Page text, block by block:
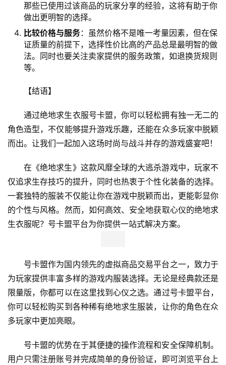
那些已使用过该商品的玩家分享的经验，这将有助于你
做出更明智的选择。
比较价格与服务：虽然价格不是唯一考量因素，但在保
证质量的前提下，选择性价比高的产品总是最明智的做
法。同时也要关注卖家提供的服务政策，如退换货规则
等。
【结语】
通过绝地求生衣服号卡盟，你可以轻松拥有独一无二的
角色造型，不仅能够提升游戏乐趣，还能在众多玩家中脱颖
而出。让我们一起加入这场时尚与战斗并存的游戏盛宴吧！
在《绝地求生》这款风靡全球的大逃杀游戏中，玩家不
仅追求生存技巧的提升，同时也热衷于个性化装备的选择。
一套独特的服装不仅能让你在游戏中脱颖而出，更能彰显你
的个性与风格。然而，如何高效、安全地获取心仪的绝地求
生衣服呢？号卡盟平台为你提供一站式解决方案。
号卡盟作为国内领先的虚拟商品交易平台之一，致力于
为玩家提供丰富多样的游戏内服装选择。无论是经典款还是
限量版，你都可以在这里找到心仪之选。通过号卡盟平台，
你可以轻松购买到各种稀有绝地求生服装，让你的角色在众
多玩家中更加亮眼。
号卡盟的优势在于其便捷的操作流程和安全保障机制。
用户只需注册账号并完成简单的身份验证，即可浏览平台上